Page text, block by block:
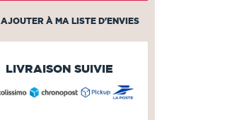
AJOUTER À MA LISTE D'ENVIES
LIVRAISON SUIVIE